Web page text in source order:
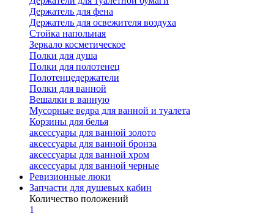
Держатель для фена
Держатель для освежителя воздуха
Стойка напольная
Зеркало косметическое
Полки для душа
Полки для полотенец
Полотенцедержатели
Полки для ванной
Вешалки в ванную
Мусорные ведра для ванной и туалета
Корзины для белья
аксессуары для ванной золото
аксессуары для ванной бронза
аксессуары для ванной хром
аксессуары для ванной черные
Ревизионные люки
Запчасти для душевых кабин
Количество положений
1